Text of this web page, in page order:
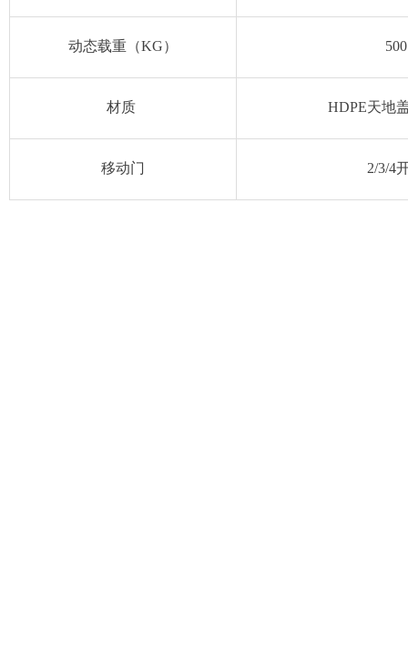
动态载重（KG） 500
材质 HDPE天地
移动门 2/3/4